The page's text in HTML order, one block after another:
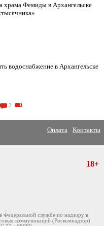
храма Фемиды в Архангельске
водоснабжение в Архангельске
2
Оплата Контакты
18+
Федеральной службе по надзору в
коммуникаций (Роскомнадзор)